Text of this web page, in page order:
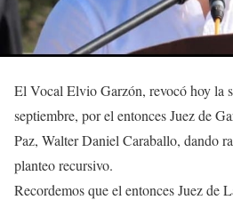
El Vocal Elvio Garzón, revocó hoy la
septiembre, por el entonces Juez de
Paz, Walter Daniel Caraballo, dando
planteo recursivo.
Recordemos que el entonces Juez de